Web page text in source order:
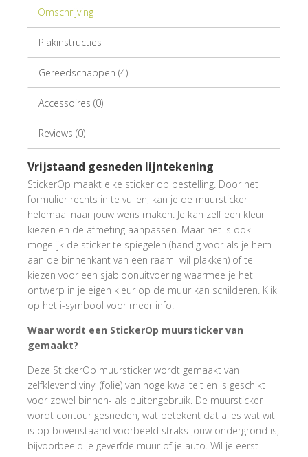
Omschrijving
Plakinstructies
Gereedschappen (4)
Accessoires (0)
Reviews (0)
Vrijstaand gesneden lijntekening
StickerOp maakt elke sticker op bestelling. Door het
formulier rechts in te vullen, kan je de muursticker
helemaal naar jouw wens maken. Je kan zelf een kleur
kiezen en de afmeting aanpassen. Maar het is ook
mogelijk de sticker te spiegelen (handig voor als je hem
aan de binnenkant van een raam wil plakken) of te
kiezen voor een sjabloonuitvoering waarmee je het
ontwerp in je eigen kleur op de muur kan schilderen. Klik
op het i-symbool voor meer info.
Waar wordt een StickerOp muursticker van
gemaakt?
Deze StickerOp muursticker wordt gemaakt van
zelfklevend vinyl (folie) van hoge kwaliteit en is geschikt
voor zowel binnen- als buitengebruik. De muursticker
wordt contour gesneden, wat betekent dat alles wat wit
is op bovenstaand voorbeeld straks jouw ondergrond is,
bijvoorbeeld je geverfde muur of je auto. Wil je eerst